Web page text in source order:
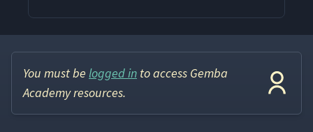
You must be logged in to access Gemba
Academy resources.